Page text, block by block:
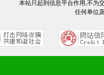
持：累计进
持：营销全
本站只起到信息平台作用,不为
任何单位